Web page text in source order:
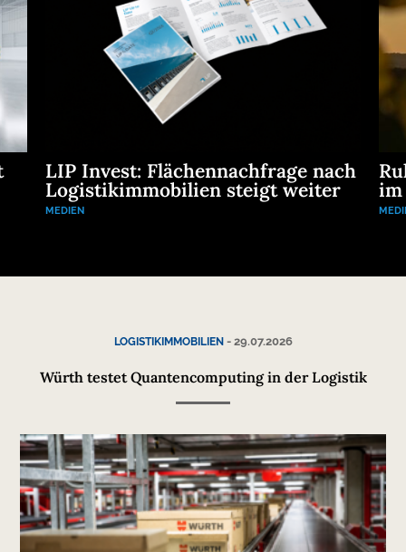
LIP Invest: Flächennachfrage nach
Logistikimmobilien steigt weiter
MEDIEN
im
LOGISTIKIMMOBILIEN- 29.07.2026
Würth testet Quantencomputing in der Logistik